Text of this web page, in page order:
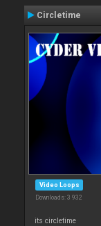
Circletime
Video Loops
Downloads: 3 932
its circletime